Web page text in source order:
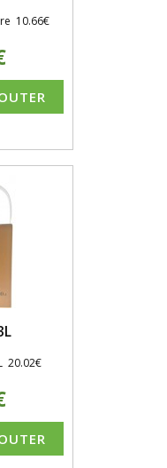
10.66€
20.02€